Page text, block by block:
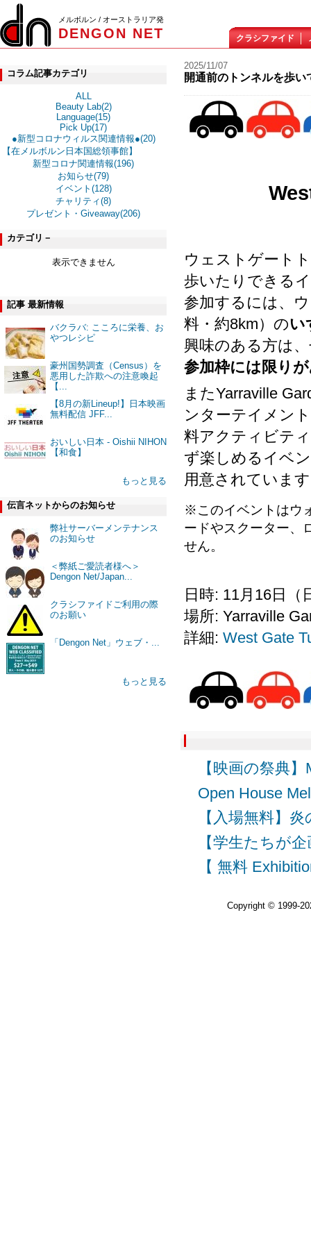
メルボルン / オーストラリア発
DENGON NET クラシファイド
コラム記事カテゴリ
ALL
Beauty Lab(2)
Language(15)
Pick Up(17)
●新型コロナウィルス関連情報●(20)
【在メルボルン日本国総領事館】
新型コロナ関連情報(196)
お知らせ(79)
イベント(128)
チャリティ(8)
プレゼント・Giveaway(206)
カテゴリ－
表示できません
記事 最新情報
バクラバ: こころに栄養、お
やつレシピ
豪州国勢調査（Census）を
悪用した詐欺への注意喚起
【...
【8月の新Lineup!】日本映画
無料配信 JFF...
おいしい日本 - Oishii NIHON
【和食】
もっと見る
伝言ネットからのお知らせ
弊社サーバーメンテナンス
のお知らせ
＜弊紙ご愛読者様へ＞
Dengon Net/Japan...
クラシファイドご利用の際
のお願い
「Dengon Net」ウェブ・...
もっと見る
2025/11/07
開通前のトンネルを歩
ウェストゲート
歩いたりできる
参加するには、
料・約8km）のい
興味のある方は
参加枠には限り
またYarraville
ンターテイメン
料アクティビテ
ず楽しめるイベ
用意されていま
※このイベントはウ
ードやスクーター、
せん。
日時: 11月16日（
場所: Yarraville
詳細: West Gate
【映画の祭典
Open House
【入場無料】
【学生たちが
【 無料
Copyright © 1999-